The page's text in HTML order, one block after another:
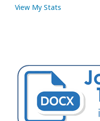
View My Stats